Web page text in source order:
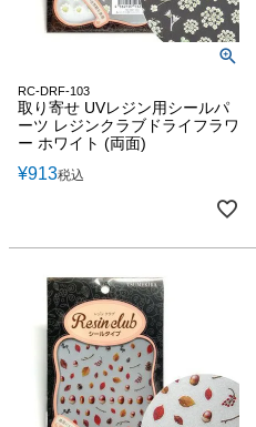
RC-DRF-103
取り寄せ UVレジン用シールパ
ーツ レジンクラブドライフラワ
ー ホワイト (両面)
¥913税込